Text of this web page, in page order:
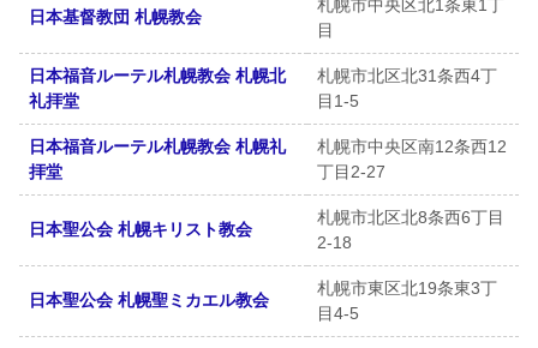
日本基督教団 札幌教会
札幌市中央区北1条東1丁
目
日本福音ルーテル札幌教会 札幌北
礼拝堂
札幌市北区北31条西4丁
目1-5
日本福音ルーテル札幌教会 札幌礼
拝堂
札幌市中央区南12条西12
丁目2-27
日本聖公会 札幌キリスト教会
札幌市北区北8条西6丁目
2-18
日本聖公会 札幌聖ミカエル教会
札幌市東区北19条東3丁
目4-5